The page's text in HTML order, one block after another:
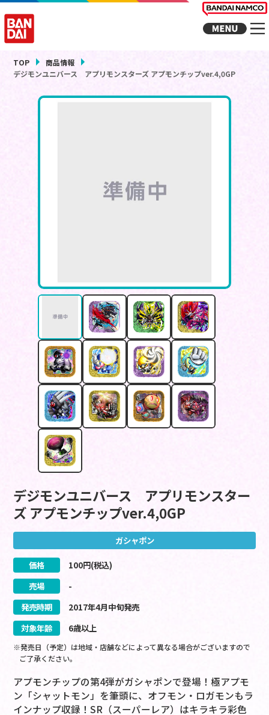
TOP
商品情報
デジモンユニバース アプリモンスターズ アプモンチップver.4,0GP
デジモンユニバース アプリモンスター
ズ アプモンチップver.4,0GP
ガシャポン
価格 100円(税込)
売場
-
発売時期
2017年4月中旬発売
対象年齢
6歳以上
※発売日（予定）は地域・店舗などによって異なる場合がございますので
ご了承ください。
アプモンチップの第4弾がガシャポンで登場！極アプモ
ン「シャットモン」を筆頭に、オフモン・ロガモンもラ
インナップ収録！SR（スーパーレア）はキラキラ彩色